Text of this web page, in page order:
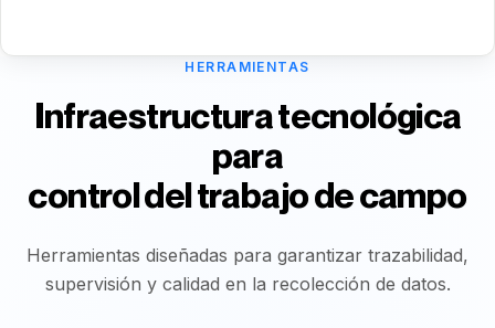
HERRAMIENTAS
Infraestructura tecnológica
para
control del trabajo de campo
Herramientas diseñadas para garantizar trazabilidad,
supervisión y calidad en la recolección de datos.